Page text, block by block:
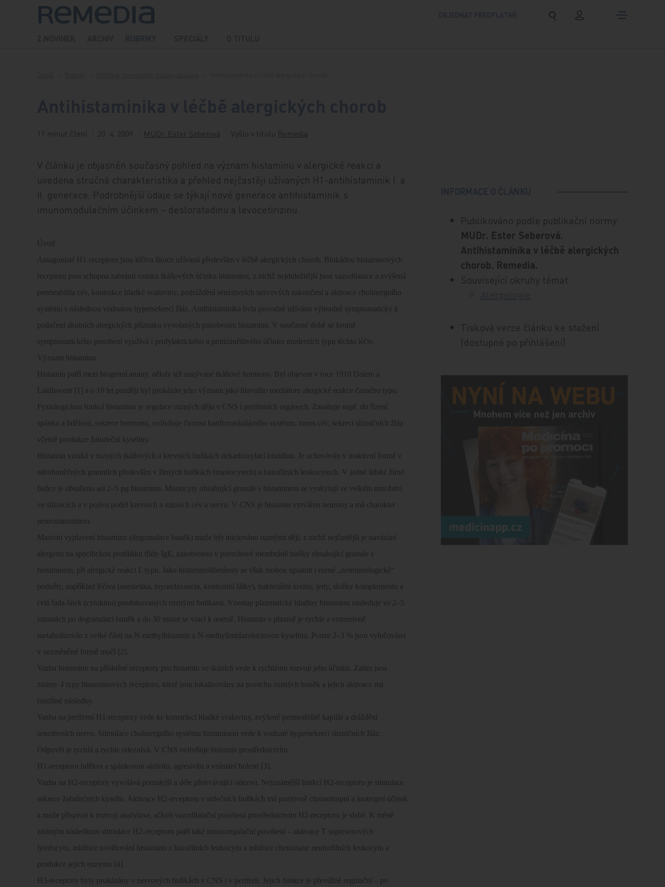
Přeskočit na obsah
11 minut čtení 20. 4. 2009 MUDr. Ester Seberová Vyšlo v titulu Remedia
V článku je objasněn současný pohled na význam histaminu v alergické reakci a
uvedena stručná charakteristika a přehled nejčastěji užívaných H1-antihistaminik I. a
II. generace. Podrobnější údaje se týkají nové generace antihistaminik s
imunomodulačním účinkem – desloratadinu a levocetirizinu.
Úvod
Antagonisté H1-receptoru jsou léčiva široce užívaná především v léčbě alergických chorob. Blokádou histaminových
receptoru jsou schopna zabránit vzniku tkáňových účinku histaminu, z nichž nejduležitější jsou vazodilatace a zvýšená
permeabilita cév, kontrakce hladké svaloviny, podráždění senzitivních nervových zakončení a aktivace cholinergního
systému s následnou vodnatou hypersekrecí žláz. Antihistaminika byla puvodně užívána výhradně symptomaticky k
potlačení akutních alergických příznaku vyvolaných pusobením histaminu. V současné době se kromě
symptomatického pusobení využívá i profylaktického a protizánětlivého účinku moderních typu těchto léčiv.
Význam histaminu
Histamin patří mezi biogenní aminy, někdy též nazývané tkáňové hormony. Byl objeven v roce 1910 Dalem a
Laidlawem [1] a o 10 let později byl prokázán jeho význam jako hlavního mediátoru alergické reakce časného typu.
Fyziologickou funkcí histaminu je regulace ruzných děju v CNS i periferních orgánech. Zasahuje např. do řízení
spánku a bdělosti, sekrece hormonu, ovlivňuje činnost kardiovaskulárního systému, tonus cév, sekreci slizničních žláz
včetně produkce žaludeční kyseliny.
Histamin vzniká v ruzných tkáňových a krevních buňkách dekarboxylací histidinu. Je uchováván v inaktivní formě v
nitrobuněčných granulích především v žírných buňkách (mastocytech) a bazofilních leukocytech. V jedné lidské žírné
buňce je obsaženo asi 2–5 pg histaminu. Mastocyty obsahující granule s histaminem se vyskytují ve velkém množství
ve sliznicích a v pojivu podél krevních a mízních cév a nervu. V CNS je histamin vytvářen neurony a má charakter
neurotransmiteru.
Masivní vyplavení histaminu (degranulace buněk) muže být iniciováno ruznými ději, z nichž nejčastější je navázání
alergenu na specifickou protilátku třídy IgE, zakotvenou v povrchové membráně buňky obsahující granule s
histaminem, při alergické reakci I. typu. Jako histaminoliberátory se však mohou uplatnit i ruzné „neimunologické“
podněty, například léčiva (anestetika, myorelaxancia, kontrastní látky), bakteriální toxiny, jedy, složky komplementu a
celá řada látek (cytokinu) produkovaných ruznými buňkami. Vzestup plazmatické hladiny histaminu následuje ve 2–5
minutách po degranulaci buněk a do 30 minut se vrací k normě. Histamin v plazmě je rychle a extenzivně
metabolizován z velké části na N-methylhistamin a N-methylimidazoloctovou kyselinu. Pouze 2–3 % jsou vylučována
v nezměněné formě močí [2].
Vazba histaminu na příslušné receptory pro histamin ve tkáních vede k rychlému rozvoji jeho účinku. Zatím jsou
známy 4 typy histaminových receptoru, které jsou lokalizovány na povrchu ruzných buněk a jejich aktivace má
rozdílné následky.
Vazba na periferní H1-receptory vede ke konstrikci hladké svaloviny, zvýšené permeabilitě kapilár a dráždění
senzitivních nervu. Stimulace cholinergního systému histaminem vede k vodnaté hypersekreci slizničních žláz.
Odpověi je rychlá a rychle odeznívá. V CNS ovlivňuje histamin prostřednictvím
H1-receptoru bdělost a spánkovou aktivitu, agresivitu a vnímání bolesti [3].
Vazba na H2-receptory vyvolává pomalejší a déle přetrvávající odezvu. Nejznámější funkcí H2-receptoru je stimulace
sekrece žaludečních kyselin. Aktivace H2-receptoru v srdečních buňkách má pozitivně chronotropní a inotropní účinek
a muže přispívat k rozvoji anafylaxe, ačkoli vazodilatační pusobení prostřednictvím H2-receptoru je slabé. K méně
známým následkum stimulace H2-receptoru patří také imunoregulační pusobení – aktivace T supresorových
lymfocytu, inhibice uvolňování histaminu z bazofilních leukocytu a inhibice chemotaxe neutrofilních leukocytu a
produkce jejich enzymu [4].
H3-receptory byly prokázány v nervových buňkách v CNS i v periferii. Jejich funkce je převážně regulační – po
Publikováno podle publikační normy:
MUDr. Ester Seberová.
Antihistaminika v léčbě alergických
chorob. Remedia.
Související okruhy témat:
Tisková verze článku ke stažení
(dostupné po přihlášení)